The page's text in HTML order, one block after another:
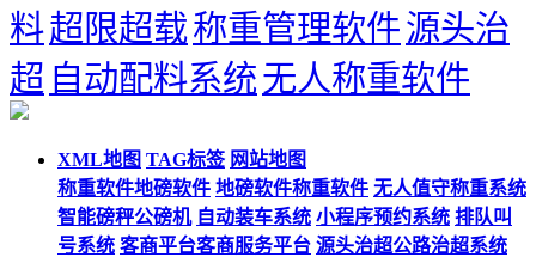
料超限超载称重管理软件源头治
超 自动配料系统无人称重软件
XML地图 TAG标签 网站地图
称重软件地磅软件 地磅软件称重软件 无人值守称重系统
智能磅秤公磅机 自动装车系统 小程序预约系统 排队叫
号系统 客商平台客商服务平台 源头治超公路治超系统